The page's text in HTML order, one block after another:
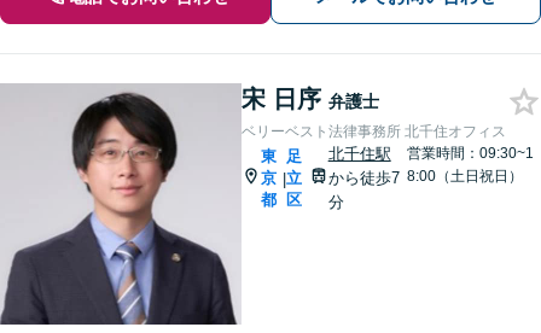
宋 日序 弁護士
ベリーベスト法律事務所 北千住オフィス
東
京
都
|
足
立
区
北千住駅
から徒歩7
分
営業時間：09:30~1
8:00（土日祝日）